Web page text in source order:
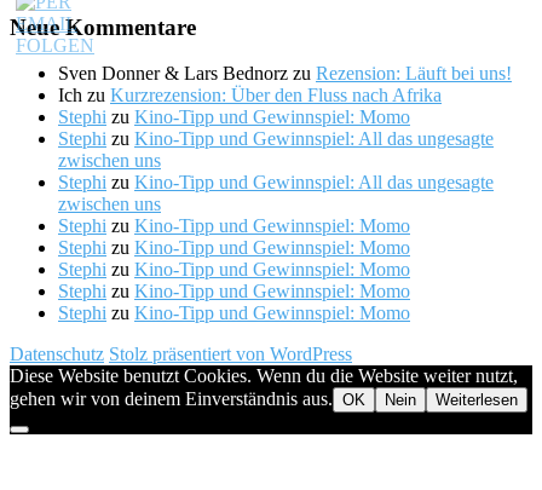
Neue Kommentare
Sven Donner & Lars Bednorz zu Rezension: Läuft bei uns!
Ich zu Kurzrezension: Über den Fluss nach Afrika
Stephi zu Kino-Tipp und Gewinnspiel: Momo
Stephi zu Kino-Tipp und Gewinnspiel: All das ungesagte
zwischen uns
Stephi zu Kino-Tipp und Gewinnspiel: All das ungesagte
zwischen uns
Stephi zu Kino-Tipp und Gewinnspiel: Momo
Stephi zu Kino-Tipp und Gewinnspiel: Momo
Stephi zu Kino-Tipp und Gewinnspiel: Momo
Stephi zu Kino-Tipp und Gewinnspiel: Momo
Stephi zu Kino-Tipp und Gewinnspiel: Momo
Datenschutz Stolz präsentiert von WordPress
Diese Website benutzt Cookies. Wenn du die Website weiter nutzt,
gehen wir von deinem Einverständnis aus. OK Nein Weiterlesen